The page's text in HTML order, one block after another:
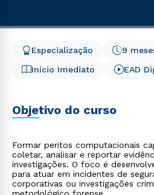
Início Imediato
9
Especialização
EAD
Objetivo do curso
Formar peritos computacionais
coletar, analisar e reportar
investigações. O foco é
para atuar em incidentes de
corporativas ou investigações